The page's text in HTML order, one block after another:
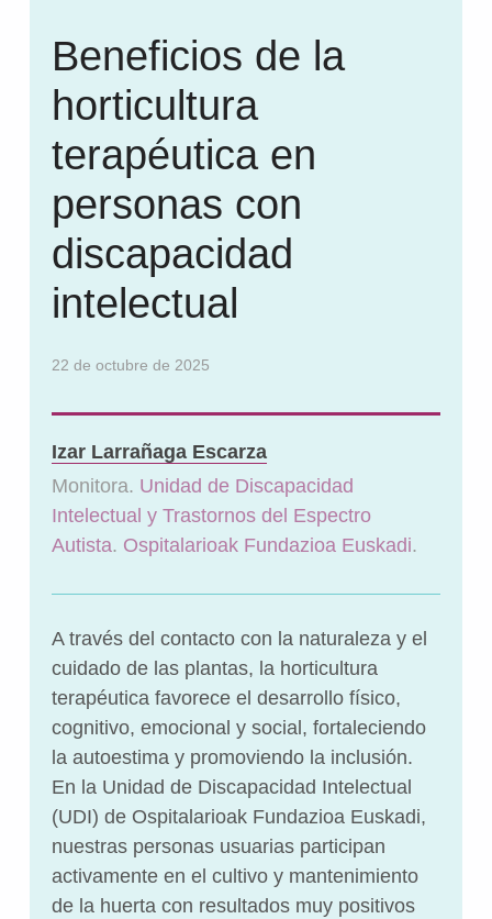
Beneficios de la
horticultura
terapéutica en
personas con
discapacidad
intelectual
22 de octubre de 2025
Izar Larrañaga Escarza
Monitora. Unidad de Discapacidad
Intelectual y Trastornos del Espectro
Autista. Ospitalarioak Fundazioa Euskadi.
A través del contacto con la naturaleza y el
cuidado de las plantas, la horticultura
terapéutica favorece el desarrollo físico,
cognitivo, emocional y social, fortaleciendo
la autoestima y promoviendo la inclusión.
En la Unidad de Discapacidad Intelectual
(UDI) de Ospitalarioak Fundazioa Euskadi,
nuestras personas usuarias participan
activamente en el cultivo y mantenimiento
de la huerta con resultados muy positivos